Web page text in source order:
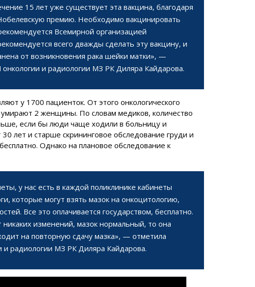
15 лет уже существует эта вакцина, благодаря
премию. Необходимо вакцинировать
Всемирной организацией
всего дважды сделать эту вакцину, и
от возникновения рака шейки матки», —
и радиологии МЗ РК Диляра Кайдарова.
у 1700 пациенток. От этого онкологического
2 женщины. По словам медиков, количество
если бы люди чаще ходили в больницу и
лет и старше скрининговое обследование груди и
Однако на плановое обследование к
у нас есть в каждой поликлинике кабинеты
которые могут взять мазок на онкоцитологию,
Все это оплачивается государством, бесплатно.
изменений, мазок нормальный, то она
на повторную сдачу мазка», — отметила
радиологии МЗ РК Диляра Кайдарова.